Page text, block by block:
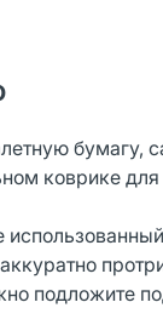
бумагу,
коврике
подложите